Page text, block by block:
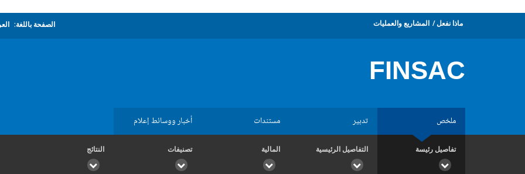
ماذا نفعل المشاريع والعمليات الصفحة باللغة:
FINSAC
ملخص تدبير مستندات أخبار ووسائط إعلام
تفاصيل رئيسة التفاصيل الرئيسية المالية تصنيفات النتائج